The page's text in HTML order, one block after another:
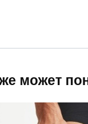
может